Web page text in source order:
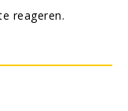
reageren.